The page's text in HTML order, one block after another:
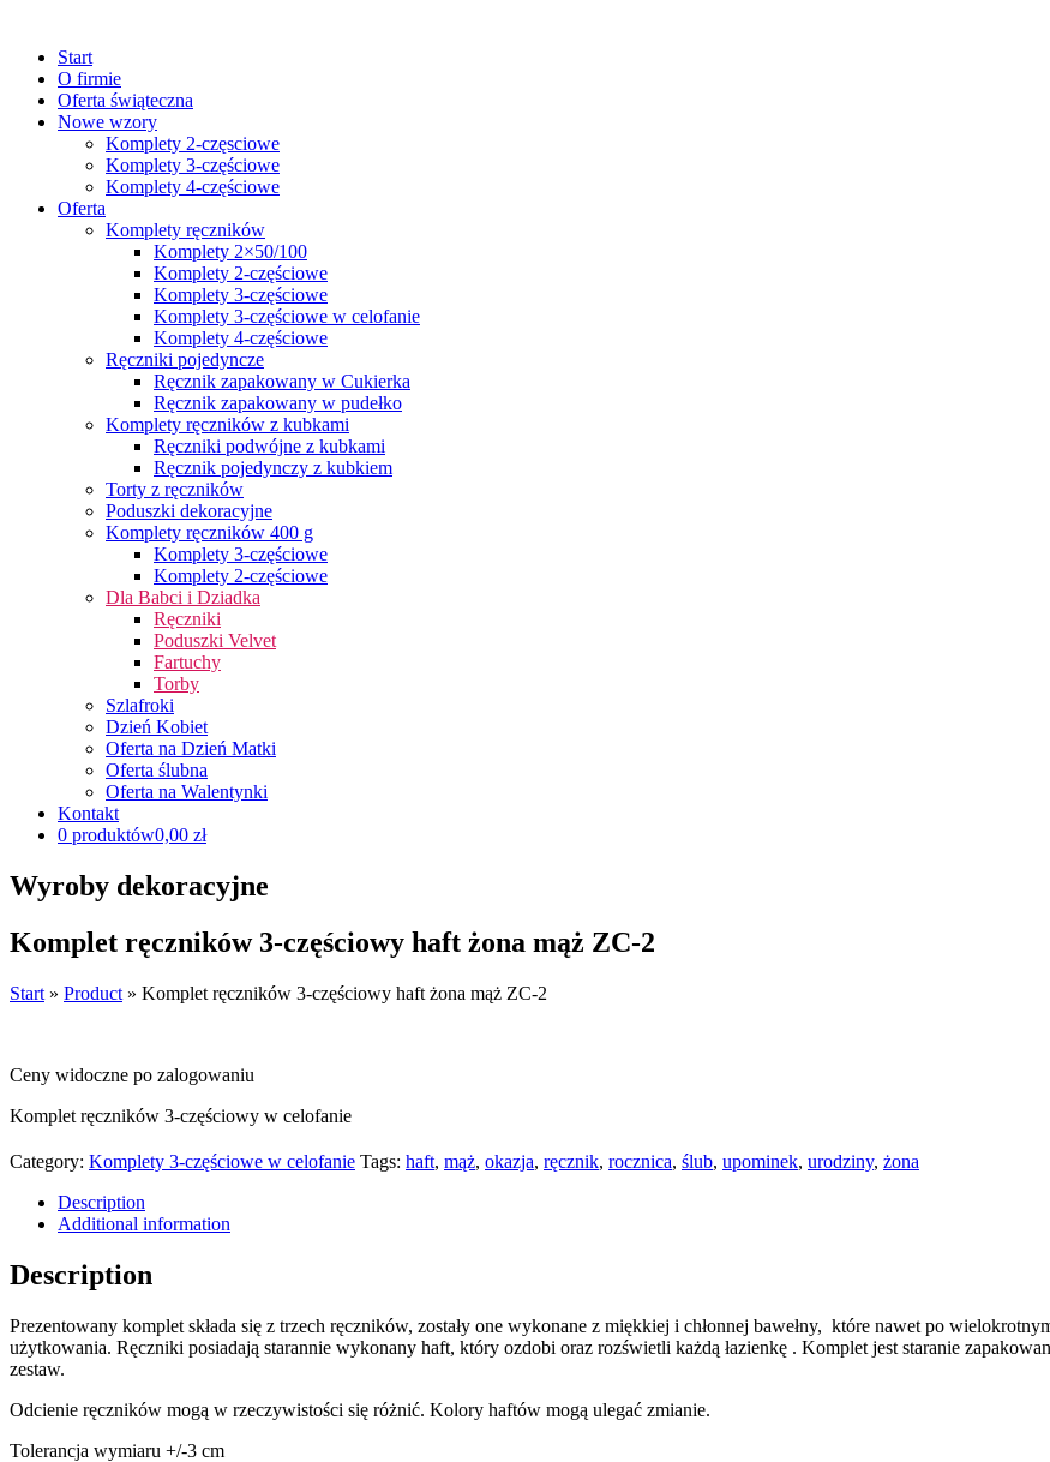
Start
O firmie
Oferta świąteczna
Nowe wzory
Komplety 2-częsciowe
Komplety 3-częściowe
Komplety 4-częściowe
Oferta
Komplety ręczników
Komplety 2×50/100
Komplety 2-częściowe
Komplety 3-częściowe
Komplety 3-częściowe w celofanie
Komplety 4-częściowe
Ręczniki pojedyncze
Ręcznik zapakowany w Cukierka
Ręcznik zapakowany w pudełko
Komplety ręczników z kubkami
Ręczniki podwójne z kubkami
Ręcznik pojedynczy z kubkiem
Torty z ręczników
Poduszki dekoracyjne
Komplety ręczników 400 g
Komplety 3-częściowe
Komplety 2-częściowe
Dla Babci i Dziadka
Ręczniki
Poduszki Velvet
Fartuchy
Torby
Szlafroki
Dzień Kobiet
Oferta na Dzień Matki
Oferta ślubna
Oferta na Walentynki
Kontakt
0 produktów0,00 zł
Wyroby dekoracyjne
Komplet ręczników 3-częściowy haft żona mąż ZC-2
Start » Product » Komplet ręczników 3-częściowy haft żona mąż ZC-2
Ceny widoczne po zalogowaniu
Komplet ręczników 3-częściowy w celofanie
Category: Komplety 3-częściowe w celofanie Tags: haft, mąż, okazja, ręcznik, rocznica, ślub, upominek, urodziny, żona
Description
Additional information
Description
Prezentowany komplet składa się z trzech ręczników, zostały one wykonane z miękkiej i chłonnej bawełny, które nawet po
użytkowania. Ręczniki posiadają starannie wykonany haft, który ozdobi oraz rozświetli każdą łazienkę . Komplet jest staranie
zestaw.
Odcienie ręczników mogą w rzeczywistości się różnić. Kolory haftów mogą ulegać zmianie.
Tolerancja wymiaru +/-3 cm